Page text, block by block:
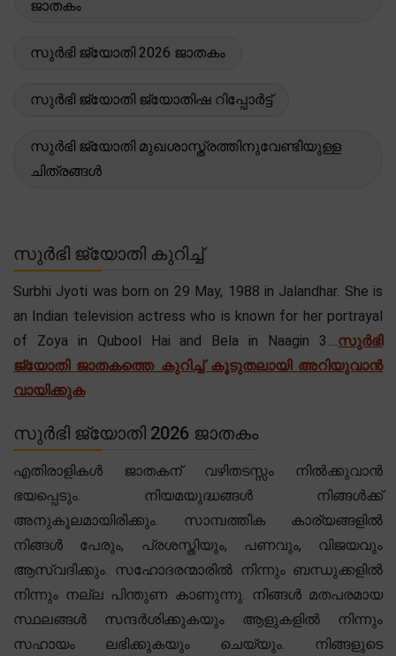
ജാതകം
സുർഭി ജ്യോതി 2026 ജാതകം
സുർഭി ജ്യോതി ജ്യോതിഷ റിപ്പോർട്ട്
സുർഭി ജ്യോതി മുഖശാസ്ത്രത്തിനുവേണ്ടിയുള്ള
ചിത്രങ്ങൾ
സുർഭി ജ്യോതി കുറിച്ച്
Surbhi Jyoti was born on 29 May, 1988 in Jalandhar. She is
an Indian television actress who is known for her portrayal
of Zoya in Qubool Hai and Bela in Naagin 3....സുർഭി
ജ്യോതി ജാതകത്തെ കുറിച്ച് കൂടുതലായി അറിയുവാൻ
വായിക്കുക
സുർഭി ജ്യോതി 2026 ജാതകം
എതിരാളികൾ ജാതകന് വഴിതടസ്സം നിൽക്കുവാൻ
ഭയപ്പെടും. നിയമയുദ്ധങ്ങൾ നിങ്ങൾക്ക്
അനുകൂലമായിരിക്കും. സാമ്പത്തിക കാര്യങ്ങളിൽ
നിങ്ങൾ പേരും, പ്രശസ്തിയും, പണവും, വിജയവും
ആസ്വദിക്കും. സഹോദരന്മാരിൽ നിന്നും ബന്ധുക്കളിൽ
നിന്നും നല്ല പിന്തുണ കാണുന്നു. നിങ്ങൾ മതപരമായ
സ്ഥലങ്ങൾ സന്ദർശിക്കുകയും ആളുകളിൽ നിന്നും
സഹായം ലഭിക്കുകയും ചെയ്യും. നിങ്ങളുടെ